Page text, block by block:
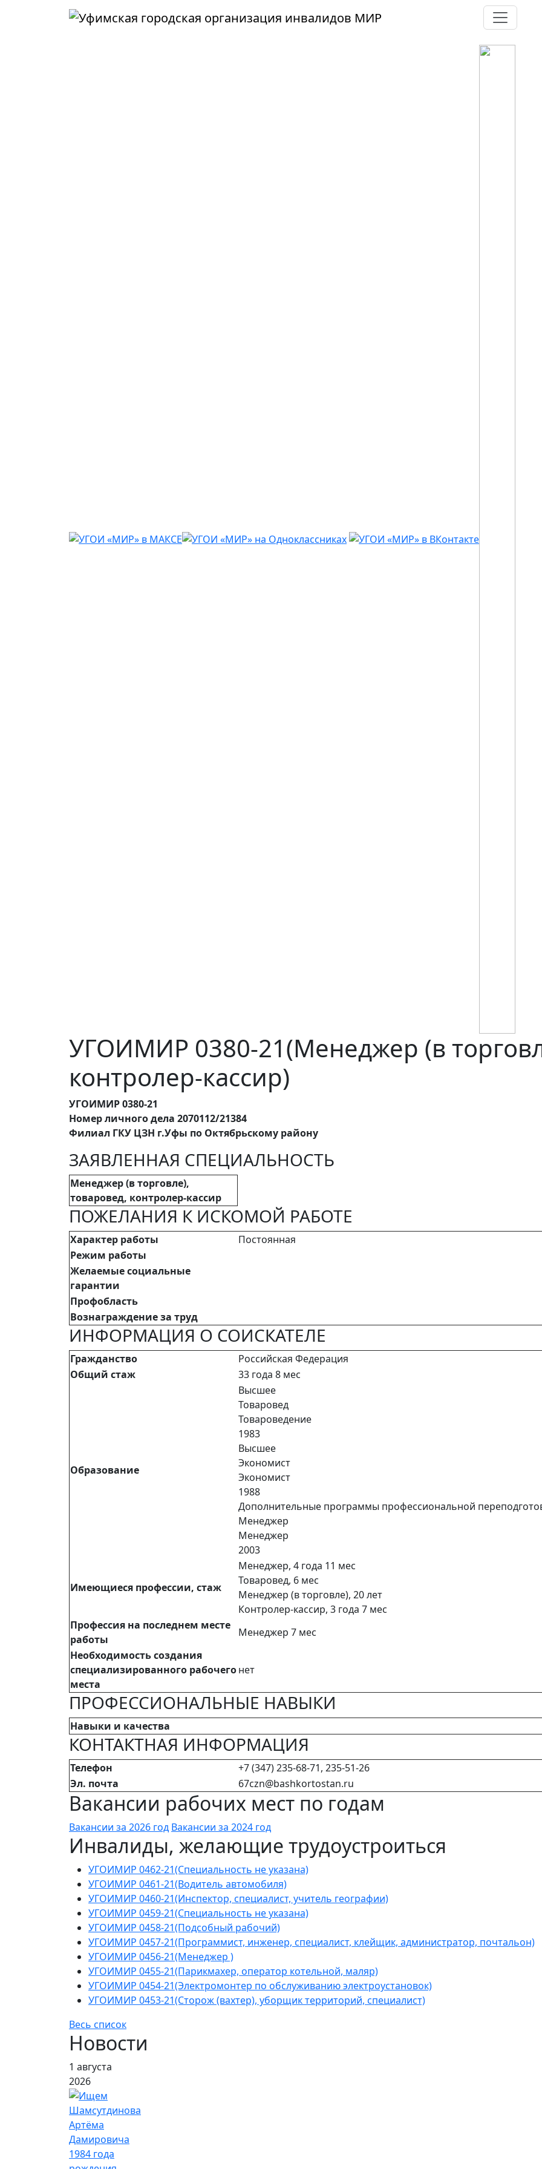
Перейти к основному содержанию
УГОИМИР 0380-21(Менеджер (в
контролер-кассир)
УГОИМИР 0380-21
Номер личного дела 2070112/21384
Филиал ГКУ ЦЗН г.Уфы по Октябрьскому району
ЗАЯВЛЕННАЯ СПЕЦИАЛЬНОСТЬ
Менеджер (в торговле),
товаровед, контролер-кассир
ПОЖЕЛАНИЯ К ИСКОМОЙ РАБОТЕ
Характер работы
Постоянная
Режим работы
Желаемые социальные
гарантии
Профобласть
Вознаграждение за труд
ИНФОРМАЦИЯ О СОИСКАТЕЛЕ
Гражданство
Российская Федерация
Общий стаж
33 года 8 мес
Образование
Высшее
Товаровед
Товароведение
1983
Высшее
Экономист
Экономист
1988
Дополнительные программы профессиональной
Менеджер
Менеджер
2003
Имеющиеся профессии, стаж
Менеджер, 4 года 11 мес
Товаровед, 6 мес
Менеджер (в торговле), 20 лет
Контролер-кассир, 3 года 7 мес
Профессия на последнем месте
работы
Менеджер 7 мес
Необходимость создания
специализированного рабочего
места
нет
ПРОФЕССИОНАЛЬНЫЕ НАВЫКИ
Навыки и качества
КОНТАКТНАЯ ИНФОРМАЦИЯ
Телефон
+7 (347) 235-68-71, 235-51-26
Эл. почта
67czn@bashkortostan.ru
Вакансии рабочих мест по годам
Вакансии за 2026 год Вакансии за 2024 год
Инвалиды, желающие трудоустроиться
УГОИМИР 0462-21(Специальность не указана)
УГОИМИР 0461-21(Водитель автомобиля)
УГОИМИР 0460-21(Инспектор, специалист, учитель географии)
УГОИМИР 0459-21(Специальность не указана)
УГОИМИР 0458-21(Подсобный рабочий)
УГОИМИР 0457-21(Программист, инженер, специалист, клейщик, администратор, почтальон)
УГОИМИР 0456-21(Менеджер )
УГОИМИР 0455-21(Парикмахер, оператор котельной, маляр)
УГОИМИР 0454-21(Электромонтер по обслуживанию электроустановок)
УГОИМИР 0453-21(Сторож (вахтер), уборщик территорий, специалист)
Весь список
Новости
1 августа
2026